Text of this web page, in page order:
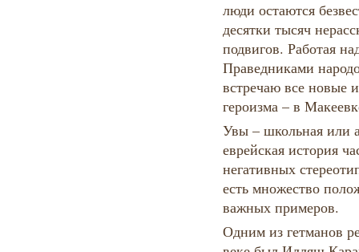
люди остаются
десятки тысяч
подвигов. Работая
Праведниками
встречаю все новые
героизма – в
Увы – школьная или
еврейская история
негативных
есть множество
важных примеров.
Одним из гетманов